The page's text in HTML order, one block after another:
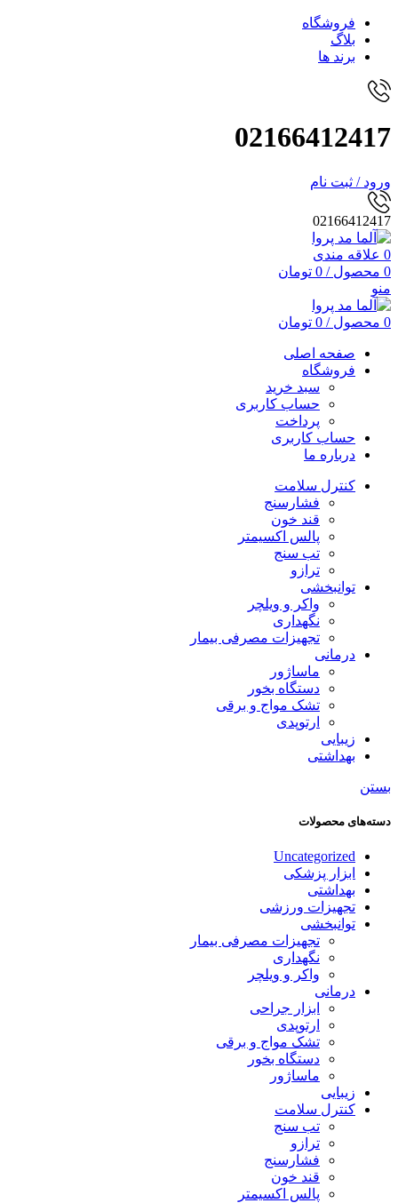
فروشگاه
بلاگ
برند ها
02166412417
ورود / ثبت نام
02166412417
0 علاقه مندی
0 محصول /
0 تومان
منو
0 محصول /
0 تومان
صفحه اصلی
فروشگاه
سبد خرید
حساب کاربری
پرداخت
حساب کاربری
درباره ما
کنترل سلامت
فشارسنج
قند خون
پالس اکسیمتر
تب سنج
ترازو
توانبخشی
واکر و ویلچر
نگهداری
تجهیزات مصرفی بیمار
درمانی
ماساژور
دستگاه بخور
تشک مواج و برقی
ارتوپدی
زیبایی
بهداشتی
بستن
دسته‌های محصولات
Uncategorized
ابزار پزشکی
بهداشتی
تجهیزات ورزشی
توانبخشی
تجهیزات مصرفی بیمار
نگهداری
واکر و ویلچر
درمانی
ابزار جراحی
ارتوپدی
تشک مواج و برقی
دستگاه بخور
ماساژور
زیبایی
کنترل سلامت
تب سنج
ترازو
فشارسنج
قند خون
پالس اکسیمتر